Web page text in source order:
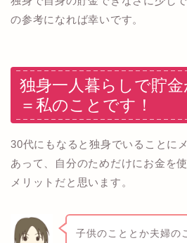
の参考になれば幸いです。
独身一人暮らしで貯
＝私のことです！
30代にもなると独身でいることに
あって、自分のためだけにお金を
メリットだと思います。
子供のこととか夫婦の